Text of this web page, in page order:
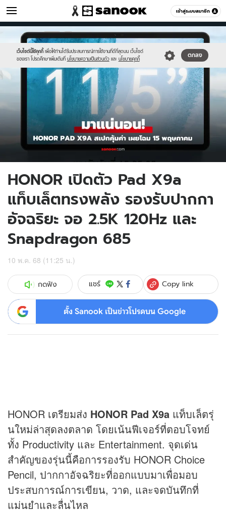
เข้าสู่ระบบสมาชิก
ไอที หมวดอื่นๆ
เว็บไซต์นี้ใช้คุกกี้ เพื่อให้ท่านได้รับประสบการณ์การใช้งานที่ดีที่สุดบน เว็บไซต์
ของเรา โปรดศึกษาเพิ่มเติมที่ นโยบายความเป็นส่วนตัว และ นโยบายคุกกี้
ตกลง
Sanook
//s.isanook.com/sr/0/images/logo-
new-
sanook.png
//s.isanook.com/hi/0/ud/322/1612703/honor-
x9a.jpg
HONOR เปิดตัว Pad X9a
แท็บเล็ตทรงพลัง รองรับปากกา
อัจฉริยะ จอ 2.5K 120Hz และ
Snapdragon 685
10 พ.ค. 68 (11:25 น.)
กดฟัง แชร์ Copy link
ตั้ง Sanook เป็นข่าวโปรดบน Google
HONOR เตรียมส่ง HONOR Pad X9a แท็บเล็ตรุ่
นใหม่ล่าสุดลงตลาด โดยเน้นฟีเจอร์ที่ตอบโจทย์
ทั้ง Productivity และ Entertainment. จุดเด่น
สำคัญของรุ่นนี้คือการรองรับ HONOR Choice
Pencil, ปากกาอัจฉริยะที่ออกแบบมาเพื่อมอบ
ประสบการณ์การเขียน, วาด, และจดบันทึกที่
แม่นยำและลื่นไหล